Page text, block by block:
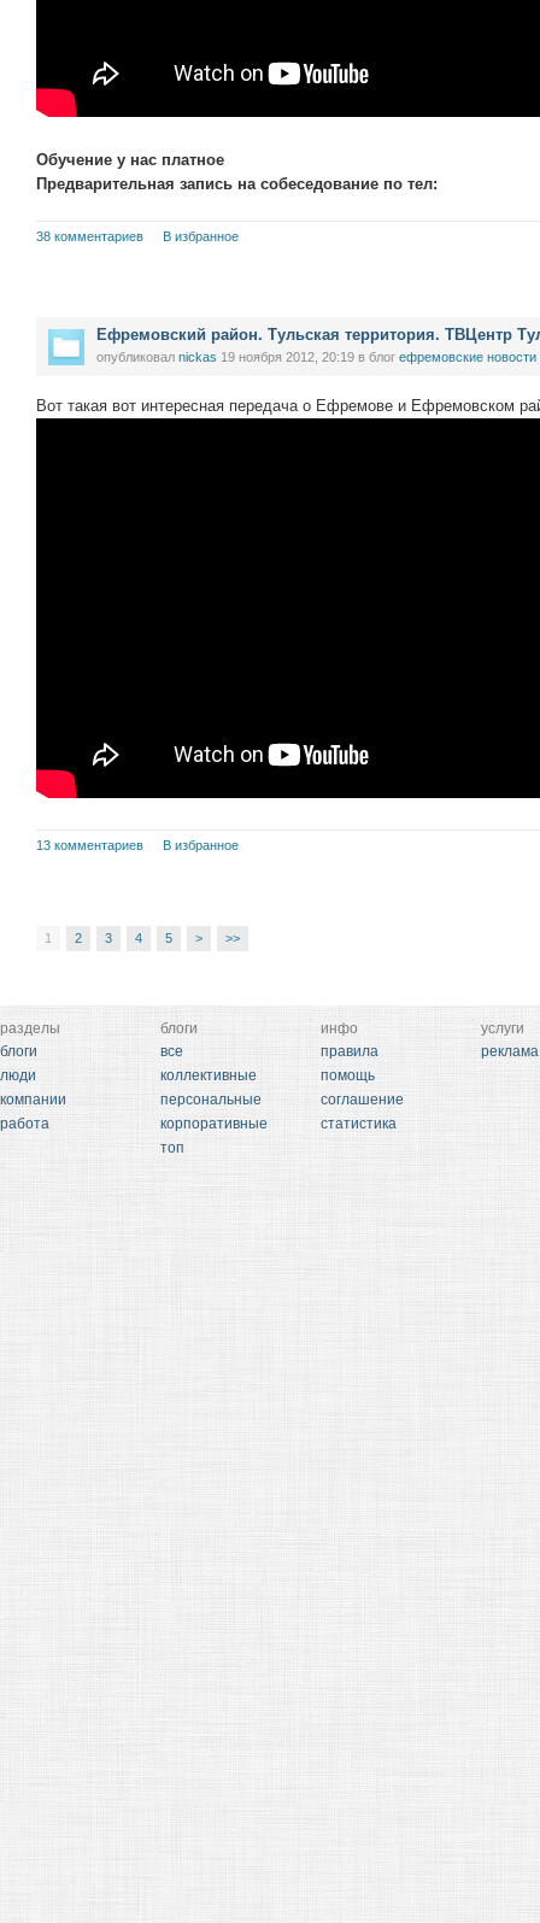
Обучение у нас платное
Предварительная запись на собеседование по тел:
38 комментариев В избранное
Ефремовский район. Тульская территория. ТВЦентр
опубликовал nickas 19 ноября 2012, 20:19 в блог ефремовские новости
Вот такая вот интересная передача о Ефремове и Ефремовском
13 комментариев В избранное
1 2 3 4 5 > >>
разделы
блоги
люди
компании
работа
блоги
все
коллективные
персональные
корпоративные
топ
инфо
правила
помощь
соглашение
статистика
услуги
реклама